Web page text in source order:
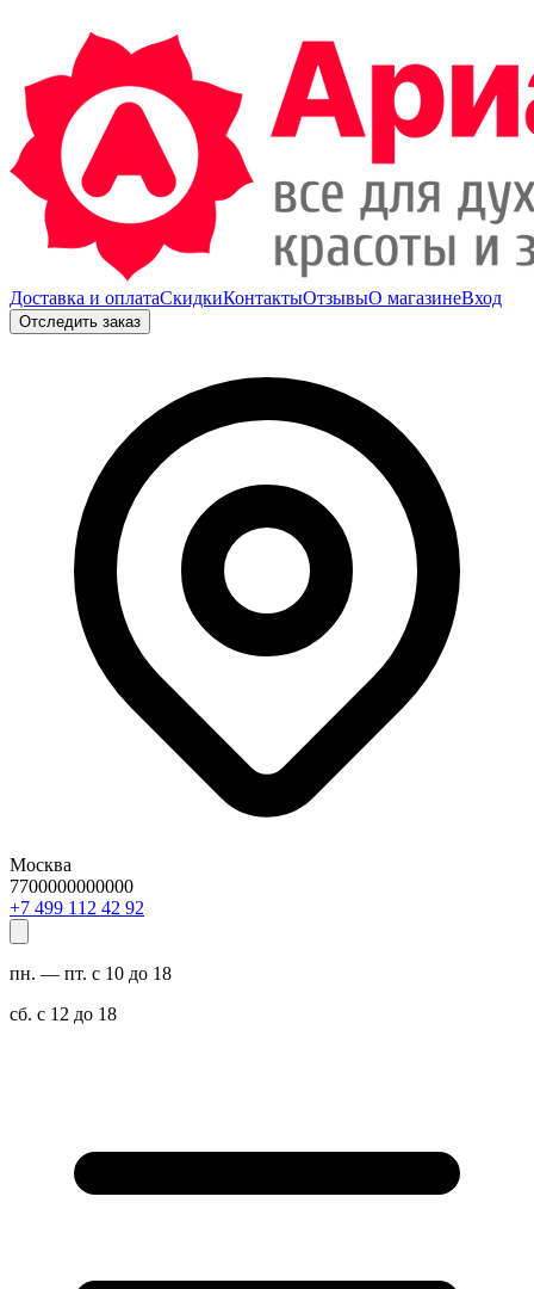
Доставка и оплатаСкидкиКонтактыОтзывыО магазинеВход
Отследить заказ
Москва
7700000000000
29 24 211 994 7+
пн. — пт. с 10 до 18
сб. с 12 до 18